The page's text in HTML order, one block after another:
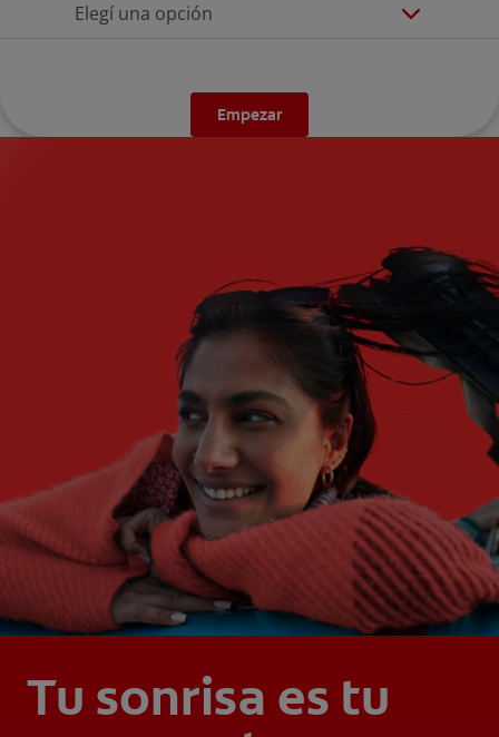
Elegí una opción
Empezar
Tu sonrisa es tu